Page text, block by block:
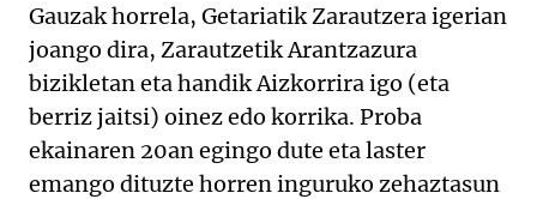
Gauzak horrela, Getariatik Zarautzera igerian
joango dira, Zarautzetik Arantzazura
bizikletan eta handik Aizkorrira igo (eta
berriz jaitsi) oinez edo korrika. Proba
ekainaren 20an egingo dute eta laster
emango dituzte horren inguruko zehaztasun